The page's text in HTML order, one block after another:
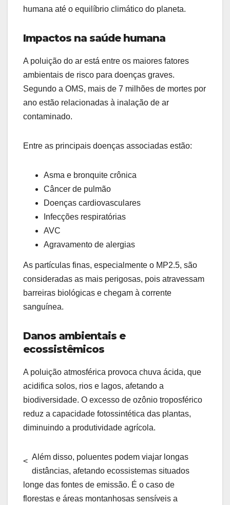
humana até o equilíbrio climático do planeta.
Impactos na saúde humana
A poluição do ar está entre os maiores fatores
ambientais de risco para doenças graves.
Segundo a OMS, mais de 7 milhões de mortes por
ano estão relacionadas à inalação de ar
contaminado.
Entre as principais doenças associadas estão:
Asma e bronquite crônica
Câncer de pulmão
Doenças cardiovasculares
Infecções respiratórias
AVC
Agravamento de alergias
As partículas finas, especialmente o MP2.5, são
consideradas as mais perigosas, pois atravessam
barreiras biológicas e chegam à corrente
sanguínea.
Danos ambientais e
ecossistêmicos
A poluição atmosférica provoca chuva ácida, que
acidifica solos, rios e lagos, afetando a
biodiversidade. O excesso de ozônio troposférico
reduz a capacidade fotossintética das plantas,
diminuindo a produtividade agrícola.
< Além disso, poluentes podem viajar longas
distâncias, afetando ecossistemas situados
longe das fontes de emissão. É o caso de
florestas e áreas montanhosas sensíveis a